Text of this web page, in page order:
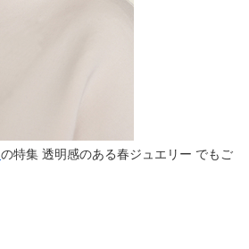
の特集 透明感のある春ジュエリー でもご